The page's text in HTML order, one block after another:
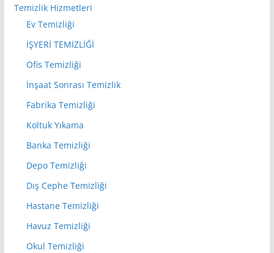
Temizlik Hizmetleri
Ev Temizliği
İŞYERİ TEMİZLİĞİ
Ofis Temizliği
İnşaat Sonrası Temizlik
Fabrika Temizliği
Koltuk Yıkama
Banka Temizliği
Depo Temizliği
Dış Cephe Temizliği
Hastane Temizliği
Havuz Temizliği
Okul Temizliği